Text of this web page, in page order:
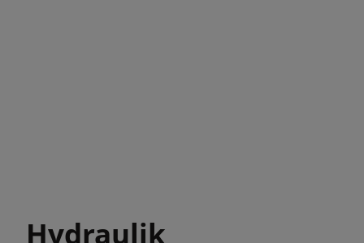
Hydraulik